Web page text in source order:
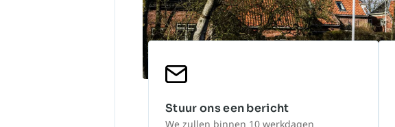
Stuur ons een bericht
We zullen binnen 10 werkdagen